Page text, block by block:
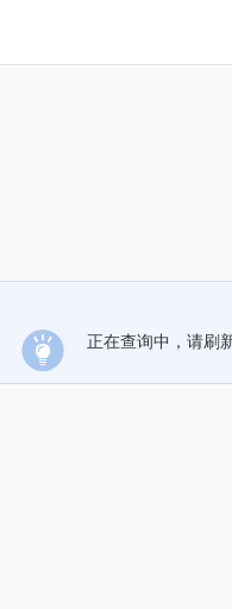
正在查询中，请刷